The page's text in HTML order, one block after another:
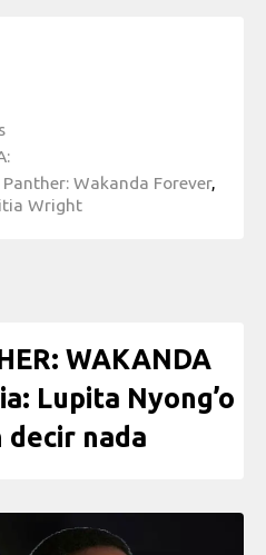
Panther: Wakanda Forever,
Wright
WAKANDA
Lupita Nyong’o
decir nada